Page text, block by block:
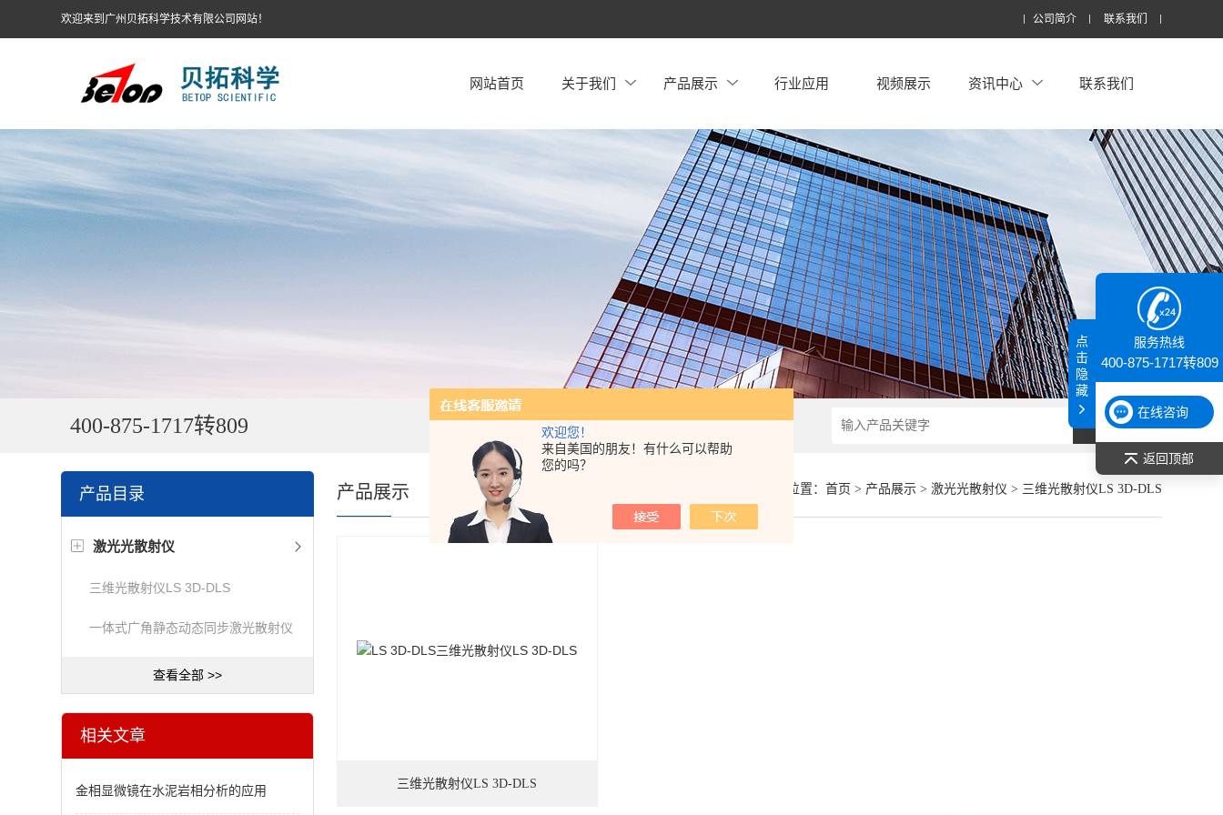
欢迎您！
来自美国的朋友！有什么可以帮助
您的吗？
欢迎来到广州贝拓科学技术有限公司网站！ 公司简介 联系我们
网站首页 关于我们 产品展示 行业应用 视频展示 资讯中心 联系我们
400-875-1717转809
产品目录
激光光散射仪
三维光散射仪LS 3D-DLS
一体式广角静态动态同步激光散射仪
查看全部 >>
相关文章
金相显微镜在水泥岩相分析的应用
你的位置： 首页 > 产品展示> 激光光散射仪 > 三维光散射仪LS 3D-DLS
产品展示
三维光散射仪LS 3D-DLS
服务热线
400-875-1717转809
在线咨询
返回顶部
点
击
隐
藏